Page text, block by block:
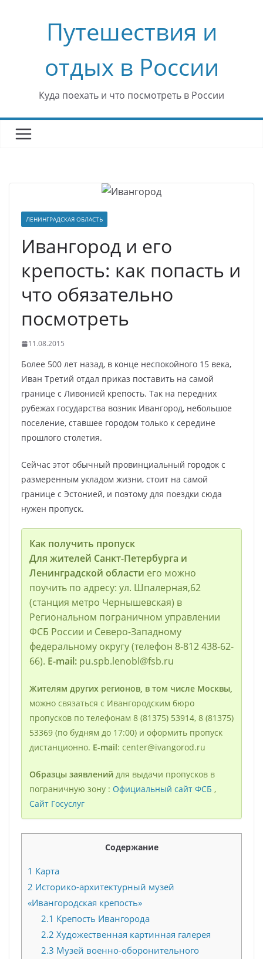
содержимомуПутешествия и
отдых в России
Куда поехать и что посмотреть в России
ЛЕНИНГРАДСКАЯ ОБЛАСТЬ
Ивангород и его
крепость: как попасть и
что обязательно
посмотреть
11.08.2015
Более 500 лет назад, в конце неспокойного 15 века,
Иван Третий отдал приказ поставить на самой
границе с Ливонией крепость. Так на передних
рубежах государства возник Ивангород, небольшое
поселение, ставшее городом только к середине
прошлого столетия.
Сейчас этот обычный провинциальный городок с
размеренным укладом жизни, стоит на самой
границе с Эстонией, и поэтому для поездки сюда
нужен пропуск.
Как получить пропуск
Для жителей Санкт-Петербурга и
Ленинградской области его можно
поучить по адресу: ул. Шпалерная,62
(станция метро Чернышевская) в
Региональном пограничном управлении
ФСБ России и Северо-Западному
федеральному округу (телефон 8-812 438-62-
66). E-mail:pu.spb.lenobl@fsb.ru
Жителям других регионов, в том числе Москвы,
можно связаться с Ивангородским бюро
пропусков по телефонам 8 (81375) 53914, 8 (81375)
53369 (по будням до 17:00) и оформить пропуск
дистанционно. E-mail: center@ivangorod.ru
Образцы заявленийдля выдачи пропусков в
пограничную зону : Официальный сайт ФСБ ,
Сайт Госуслуг
Содержание
1 Карта
2 Историко-архитектурный музей
«Ивангородская крепость»
2.1 Крепость Ивангорода
2.2 Художественная картинная галерея
2.3 Музей военно-оборонительного